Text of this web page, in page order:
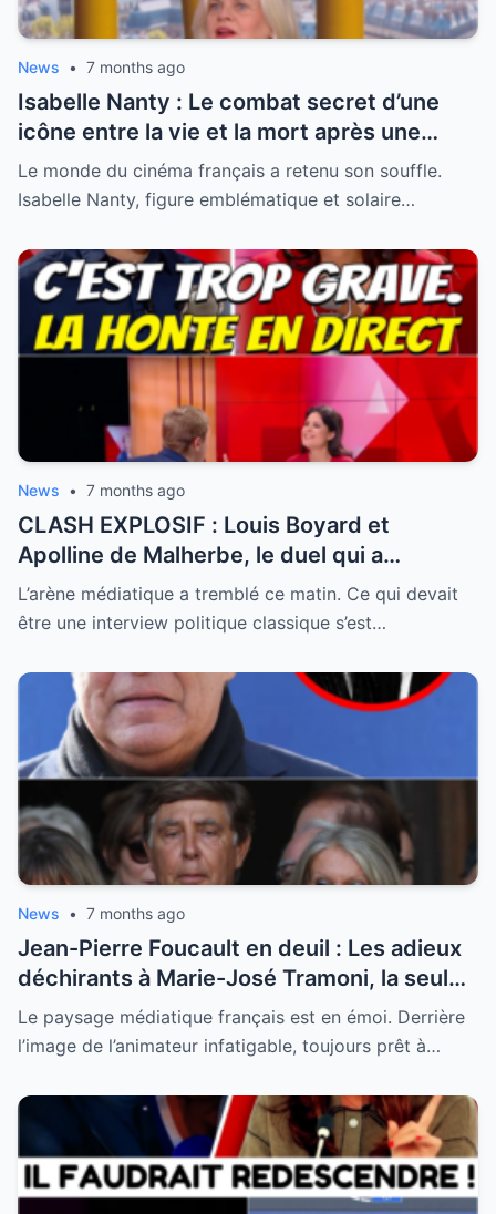
News • 7 months ago
Isabelle Nanty : Le combat secret d’une
icône entre la vie et la mort après une
hospitalisation critique
Le monde du cinéma français a retenu son souffle.
Isabelle Nanty, figure emblématique et solaire…
News • 7 months ago
CLASH EXPLOSIF : Louis Boyard et
Apolline de Malherbe, le duel qui a
embrasé le direct !
L’arène médiatique a tremblé ce matin. Ce qui devait
être une interview politique classique s’est…
News • 7 months ago
Jean-Pierre Foucault en deuil : Les adieux
déchirants à Marie-José Tramoni, la seule
femme qu’il ait jamais épousée
Le paysage médiatique français est en émoi. Derrière
l’image de l’animateur infatigable, toujours prêt à…